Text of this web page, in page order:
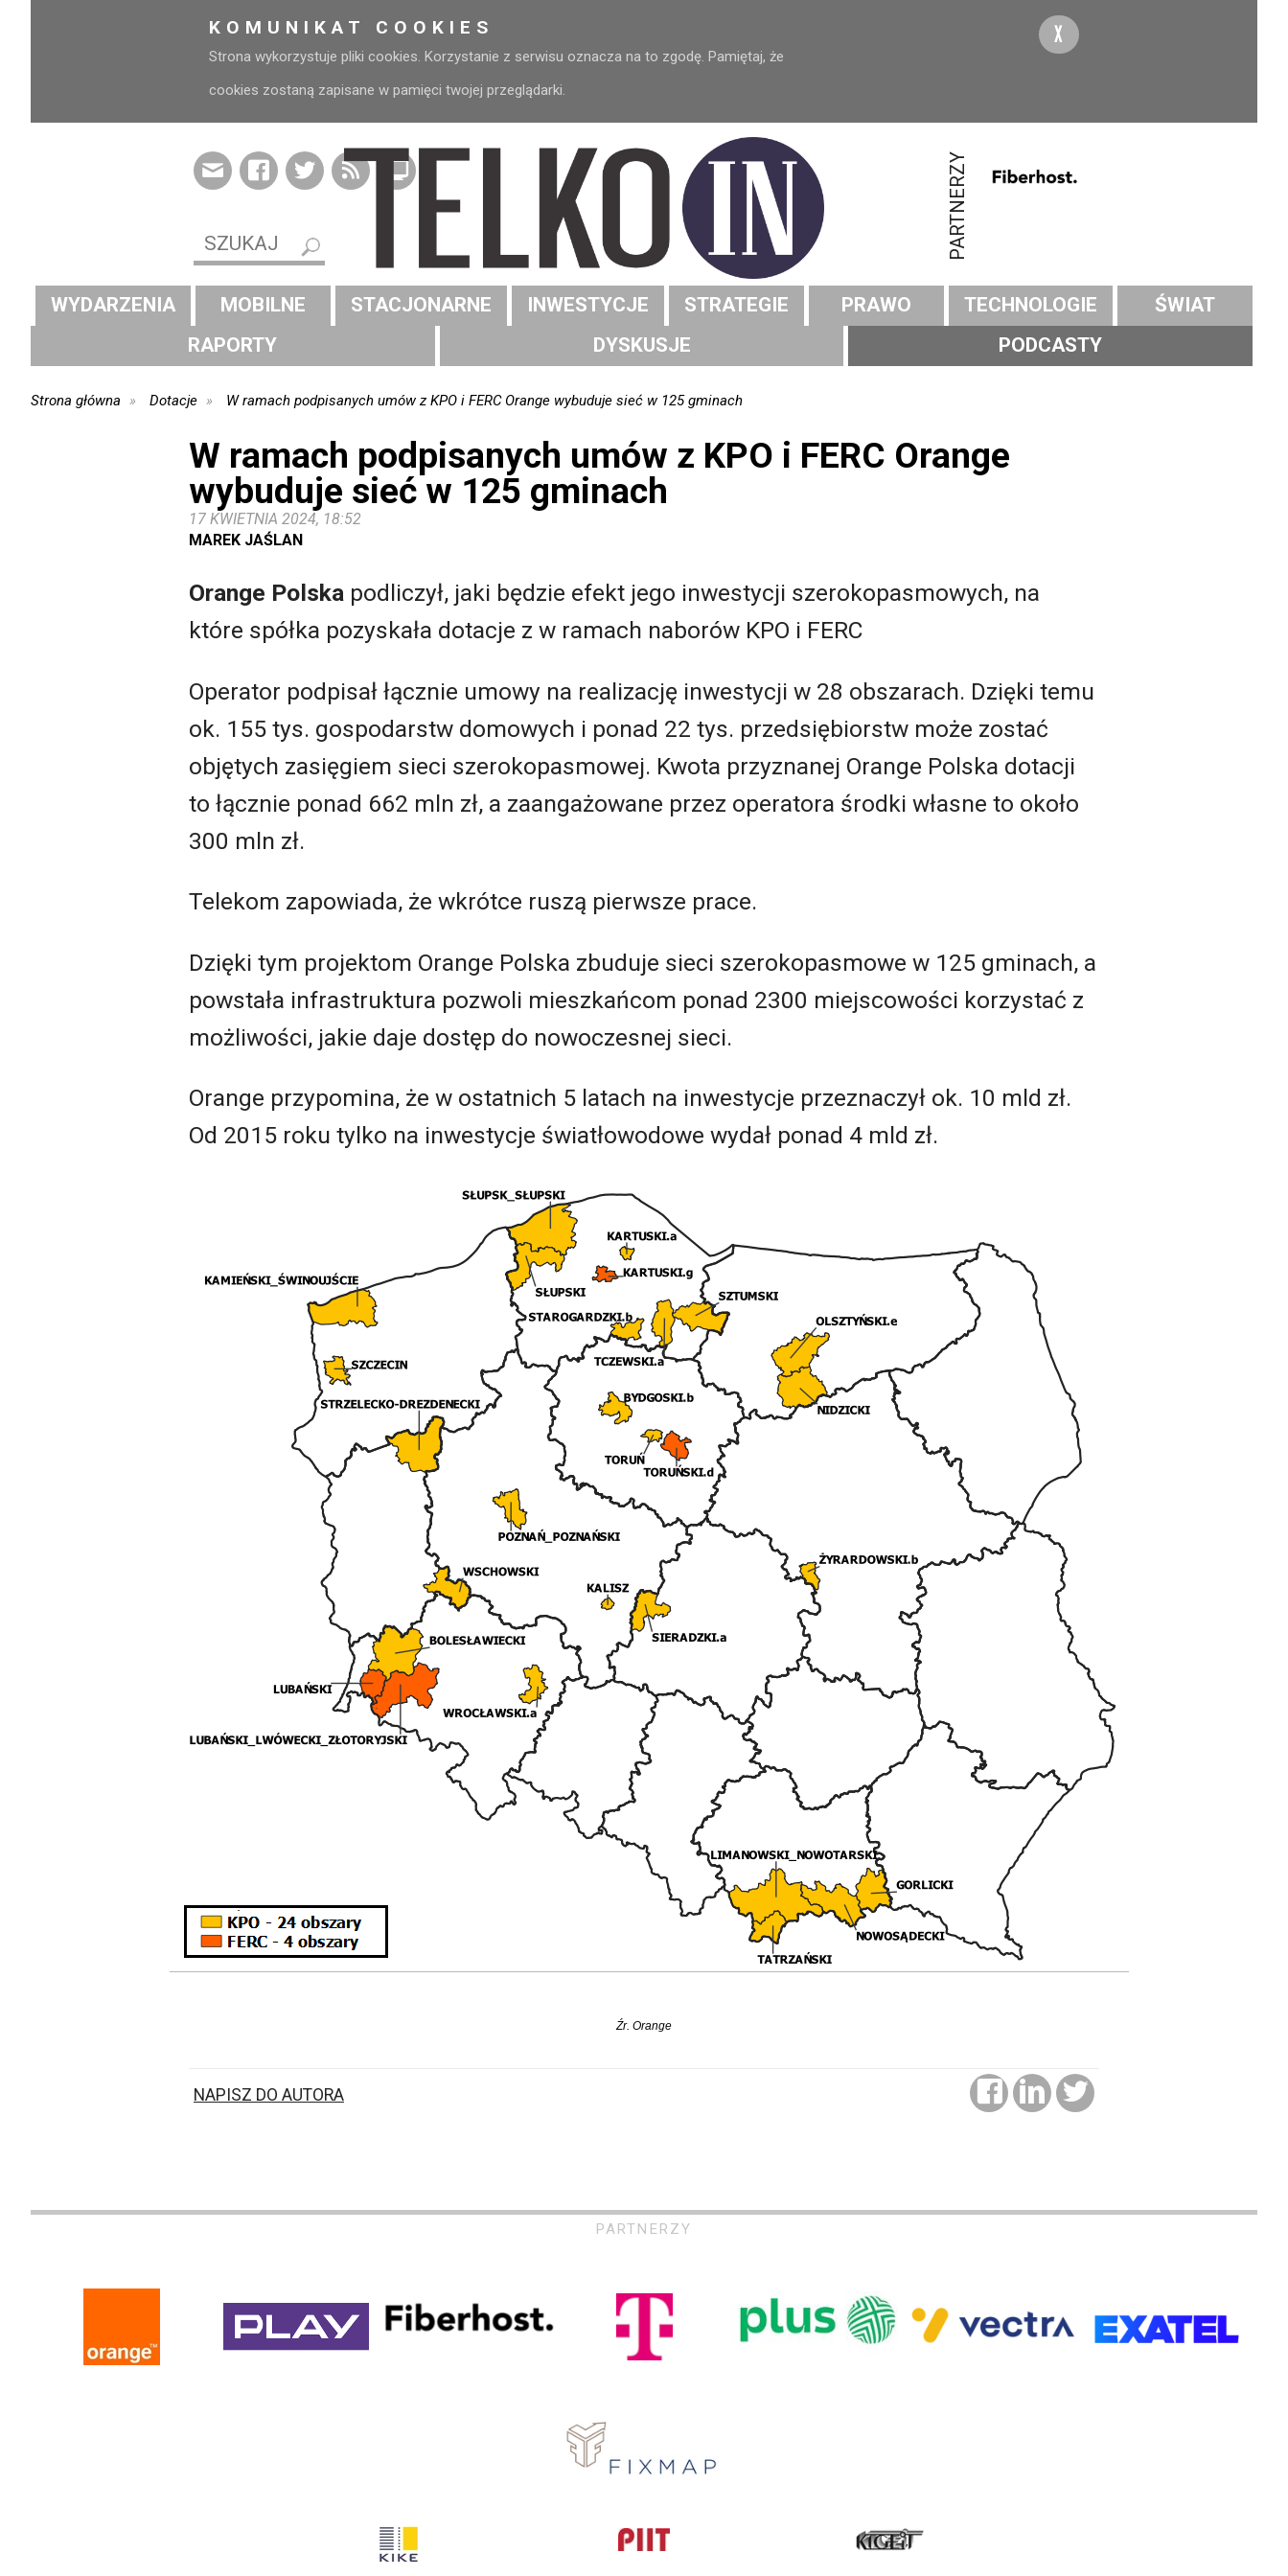
KOMUNIKAT COOKIES
Strona wykorzystuje pliki cookies. Korzystanie z serwisu oznacza na to zgodę. Pamiętaj, że
cookies zostaną zapisane w pamięci twojej przeglądarki.
X
PARTNERZY
WYDARZENIA MOBILNE STACJONARNE INWESTYCJE STRATEGIE PRAWO TECHNOLOGIE
ŚWIAT
RAPORTY
DYSKUSJE PODCASTY
Strona główna Dotacje W ramach podpisanych umów z KPO i FERC Orange wybuduje sieć w 125 gminach
W ramach podpisanych umów z KPO i FERC Orange
wybuduje sieć w 125 gminach
17 KWIETNIA 2024, 18:52
MAREK JAŚLAN
Orange Polska podliczył, jaki będzie efekt jego inwestycji szerokopasmowych, na
które spółka pozyskała dotacje z w ramach naborów KPO i FERC
Operator podpisał łącznie umowy na realizację inwestycji w 28 obszarach. Dzięki temu
ok. 155 tys. gospodarstw domowych i ponad 22 tys. przedsiębiorstw może zostać
objętych zasięgiem sieci szerokopasmowej. Kwota przyznanej Orange Polska dotacji
to łącznie ponad 662 mln zł, a zaangażowane przez operatora środki własne to około
300 mln zł.
Telekom zapowiada, że wkrótce ruszą pierwsze prace.
Dzięki tym projektom Orange Polska zbuduje sieci szerokopasmowe w 125 gminach, a
powstała infrastruktura pozwoli mieszkańcom ponad 2300 miejscowości korzystać z
możliwości, jakie daje dostęp do nowoczesnej sieci.
Orange przypomina, że w ostatnich 5 latach na inwestycje przeznaczył ok. 10 mld zł.
Od 2015 roku tylko na inwestycje światłowodowe wydał ponad 4 mld zł.
Źr. Orange
NAPISZ DO AUTORA
PARTNERZY